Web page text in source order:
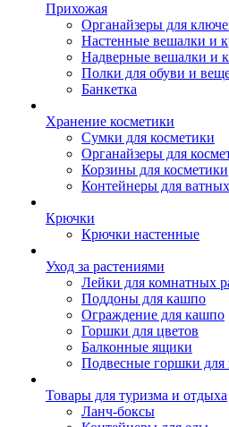
Прихожая
Органайзеры для
Настенные вешалки и
Надверные вешалки и
Полки для обуви и
Банкетка
Хранение косметики
Сумки для косметики
Органайзеры для
Корзины для косметики
Контейнеры для
Крючки
Крючки настенные
Уход за растениями
Лейки для комнатных
Поддоны для кашпо
Ограждение для кашпо
Горшки для цветов
Балконные ящики
Подвесные горшки для
Товары для туризма и отдыха
Ланч-боксы